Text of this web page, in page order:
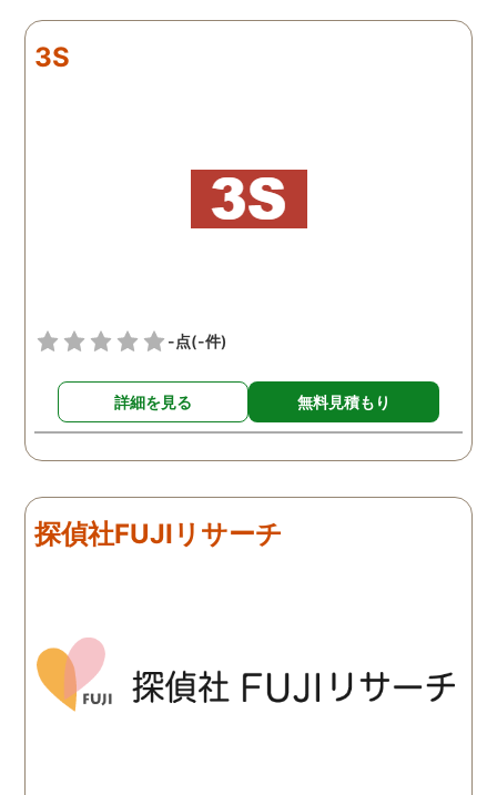
丁寧で報告内容もわかりや
く、むしろ期待以上に細
3S
-点(-件)
詳細を見る 無料見積もり
探偵社FUJIリサーチ